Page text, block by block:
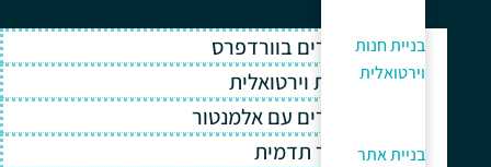
בניית חנות
וירטואלית
בניית אתר
בניית אתרים בוורדפרס
בניית חנות וירטואלית
בניית אתרים עם אלמנטור
בניית אתר תדמית